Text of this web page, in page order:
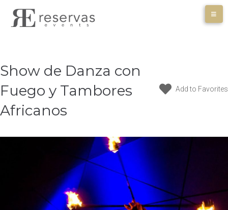
Show de Danza con
Fuego y Tambores
Africanos
Add to Favorites